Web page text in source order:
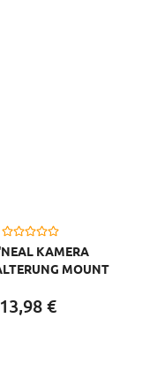
KAMERA
MOUNT
SCHWARZ
13,98€